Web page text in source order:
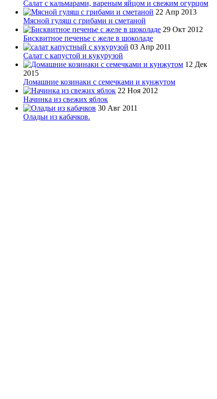
Салат с кальмарами, вареным яйцом и свежим огурцом
22 Апр 2013
Мясной гуляш с грибами и сметаной
29 Окт 2012
Бисквитное печенье с желе в шоколаде
03 Апр 2011
Салат с капустой и кукурузой
12 Дек
2015
Домашние козинаки с семечками и кунжутом
22 Ноя 2012
Начинка из свежих яблок
30 Авг 2011
Оладьи из кабачков.